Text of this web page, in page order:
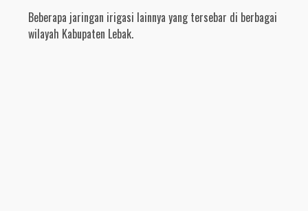
Beberapa jaringan irigasi lainnya yang tersebar di berbagai
wilayah Kabupaten Lebak.